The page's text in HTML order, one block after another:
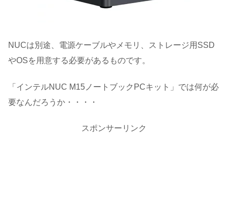
NUCは別途、電源ケーブルやメモリ、ストレージ用SSD
やOSを用意する必要があるものです。
「インテルNUC M15ノートブックPCキット」では何が必
要なんだろうか・・・・
スポンサーリンク